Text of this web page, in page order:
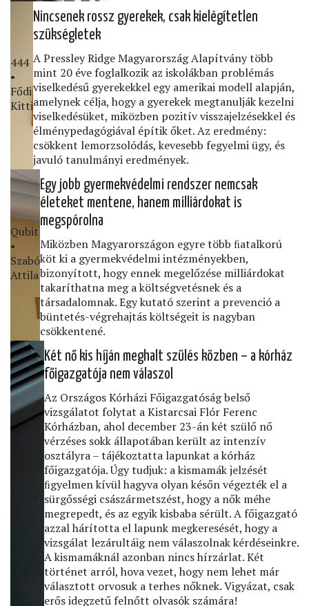
444
•
Fődi
Kitti
Nincsenek rossz gyerekek, csak kielégítetlen
szükségletek
A Pressley Ridge Magyarország Alapítvány több
mint 20 éve foglalkozik az iskolákban problémás
viselkedésű gyerekekkel egy amerikai modell alapján,
amelynek célja, hogy a gyerekek megtanulják kezelni
viselkedésüket, miközben pozitív visszajelzésekkel és
élménypedagógiával építik őket. Az eredmény:
csökkent lemorzsolódás, kevesebb fegyelmi ügy, és
javuló tanulmányi eredmények.
Qubit
•
Szabó
Attila
Egy jobb gyermekvédelmi rendszer nemcsak
életeket mentene, hanem milliárdokat is
megspórolna
Miközben Magyarországon egyre több ﬁatalkorú
köt ki a gyermekvédelmi intézményekben,
bizonyított, hogy ennek megelőzése milliárdokat
takaríthatna meg a költségvetésnek és a
társadalomnak. Egy kutató szerint a prevenció a
büntetés-végrehajtás költségeit is nagyban
csökkentené.
Két nő kis híján meghalt szülés közben – a kórház
főigazgatója nem válaszol
Az Országos Kórházi Főigazgatóság belső
vizsgálatot folytat a Kistarcsai Flór Ferenc
Kórházban, ahol december 23-án két szülő nő
vérzéses sokk állapotában került az intenzív
osztályra – tájékoztatta lapunkat a kórház
főigazgatója. Úgy tudjuk: a kismamák jelzését
ﬁgyelmen kívül hagyva olyan későn végezték el a
sürgősségi császármetszést, hogy a nők méhe
megrepedt, és az egyik kisbaba sérült. A főigazgató
azzal hárította el lapunk megkeresését, hogy a
vizsgálat lezárultáig nem válaszolnak kérdéseinkre.
A kismamáknál azonban nincs hírzárlat. Két
történet arról, hova vezet, hogy nem lehet már
választott orvosuk a terhes nőknek. Vigyázat, csak
erős idegzetű felnőtt olvasók számára!